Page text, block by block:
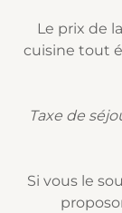
Le prix de
cuisine tout
Taxe de
Si vous le